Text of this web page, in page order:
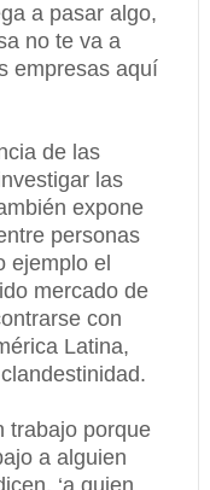
a pasar algo,
no te va a
empresas aquí
de las
las
expone
personas
ejemplo el
mercado de
con
Latina,
trabajo porque
a alguien